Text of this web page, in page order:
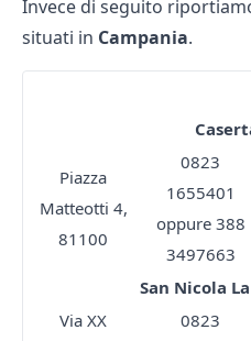
Invece di seguito
situati in Campania.
Piazza
Matteotti 4,
81100
0823
1655401
oppure 388
3497663
San Nicola
Via XX
0823